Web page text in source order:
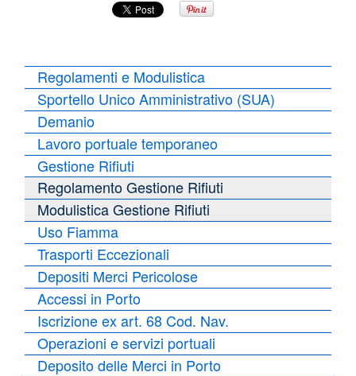
Regolamenti e Modulistica
Sportello Unico Amministrativo (SUA)
Demanio
Lavoro portuale temporaneo
Gestione Rifiuti
Regolamento Gestione Rifiuti
Modulistica Gestione Rifiuti
Uso Fiamma
Trasporti Eccezionali
Depositi Merci Pericolose
Accessi in Porto
Iscrizione ex art. 68 Cod. Nav.
Operazioni e servizi portuali
Deposito delle Merci in Porto